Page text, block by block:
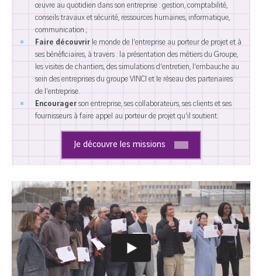
œuvre au quotidien dans son entreprise : gestion, comptabilité,
conseils travaux et sécurité, ressources humaines, informatique,
communication ;
Faire découvrir le monde de l’entreprise au porteur de projet et à
ses bénéficiaires, à travers : la présentation des métiers du Groupe,
les visites de chantiers, des simulations d’entretien, l’embauche au
sein des entreprises du groupe VINCI et le réseau des partenaires
de l’entreprise.
Encourager son entreprise, ses collaborateurs, ses clients et ses
fournisseurs à faire appel au porteur de projet qu’il soutient.
Je découvre les missions